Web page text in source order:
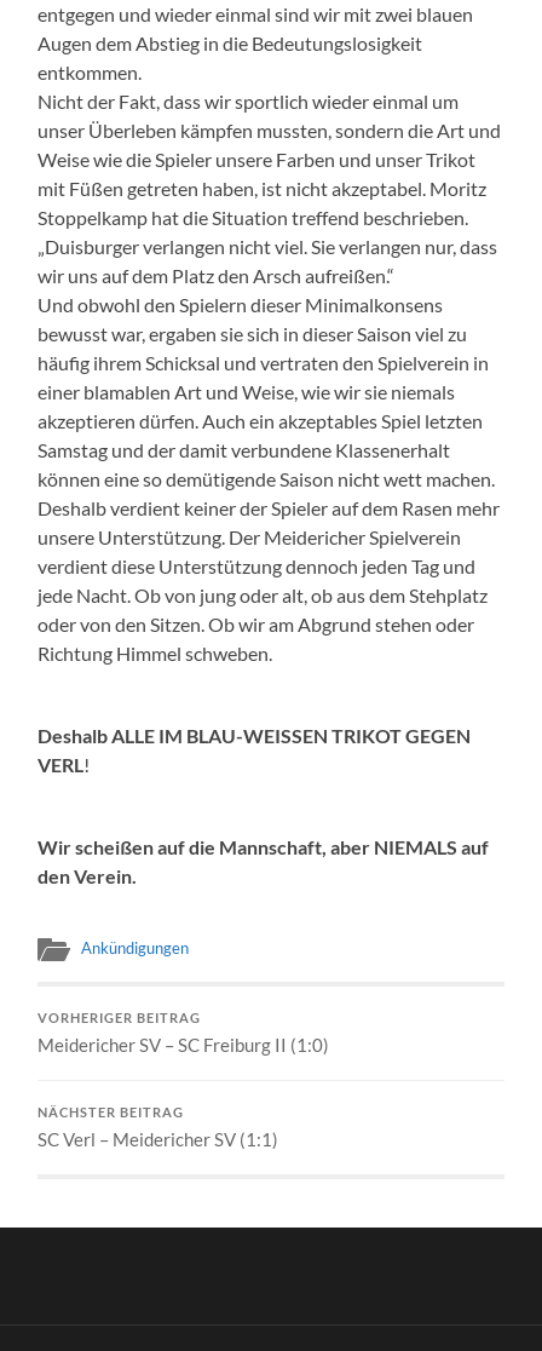
entgegen und wieder einmal sind wir mit zwei blauen
Augen dem Abstieg in die Bedeutungslosigkeit
entkommen.
Nicht der Fakt, dass wir sportlich wieder einmal um
unser Überleben kämpfen mussten, sondern die Art und
Weise wie die Spieler unsere Farben und unser Trikot
mit Füßen getreten haben, ist nicht akzeptabel. Moritz
Stoppelkamp hat die Situation treffend beschrieben.
„Duisburger verlangen nicht viel. Sie verlangen nur, dass
wir uns auf dem Platz den Arsch aufreißen.“
Und obwohl den Spielern dieser Minimalkonsens
bewusst war, ergaben sie sich in dieser Saison viel zu
häufig ihrem Schicksal und vertraten den Spielverein in
einer blamablen Art und Weise, wie wir sie niemals
akzeptieren dürfen. Auch ein akzeptables Spiel letzten
Samstag und der damit verbundene Klassenerhalt
können eine so demütigende Saison nicht wett machen.
Deshalb verdient keiner der Spieler auf dem Rasen mehr
unsere Unterstützung. Der Meidericher Spielverein
verdient diese Unterstützung dennoch jeden Tag und
jede Nacht. Ob von jung oder alt, ob aus dem Stehplatz
oder von den Sitzen. Ob wir am Abgrund stehen oder
Richtung Himmel schweben.
Deshalb ALLE IM BLAU-WEISSEN TRIKOT GEGEN
VERL !
Wir scheißen auf die Mannschaft, aber NIEMALS auf
den Verein.
Ankündigungen
VORHERIGER BEITRAG
Meidericher SV – SC Freiburg II (1:0)
NÄCHSTER BEITRAG
SC Verl – Meidericher SV (1:1)